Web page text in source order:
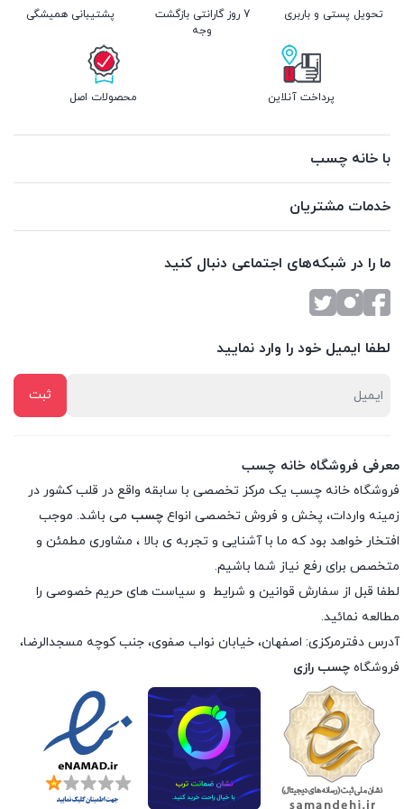
تحویل پستی و باربری
7 روز گارانتی بازگشت
وجه
پشتیبانی همیشگی
پرداخت آنلاین محصولات اصل
با خانه چسب
خدمات مشتریان
ما را در شبکه‌های اجتماعی دنبال کنید
لطفا ایمیل خود را وارد نمایید
معرفی فروشگاه خانه چسب
فروشگاه خانه چسب یک مرکز تخصصی با سابقه واقع در قلب کشور در
زمینه واردات، پخش و فروش تخصصی انواع چسب می باشد. موجب
افتخار خواهد بود که ما با آشنایی و تجربه ی بالا ، مشاوری مطمئن و
متخصص برای رفع نیاز شما باشیم.
لطفا قبل از سفارش قوانین و شرایط و سیاست های حریم خصوصی را
مطالعه نمائید.
آدرس دفترمرکزی: اصفهان، خیابان نواب صفوی، جنب کوچه مسجدالرضا،
فروشگاه چسب رازی